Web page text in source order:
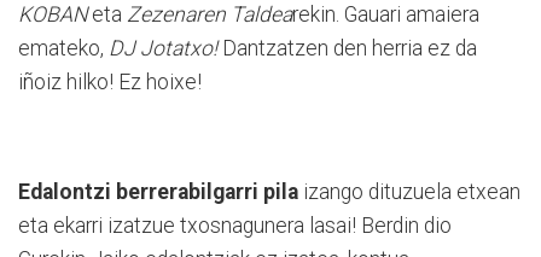
KOBANeta Zezenaren Taldearekin. Gauari amaiera
emateko, DJ Jotatxo!Dantzatzen den herria ez da
iñoiz hilko! Ez hoixe!
Edalontzi berrerabilgarri pila izango dituzuela etxean
eta ekarri izatzue txosnagunera lasai! Berdin dio